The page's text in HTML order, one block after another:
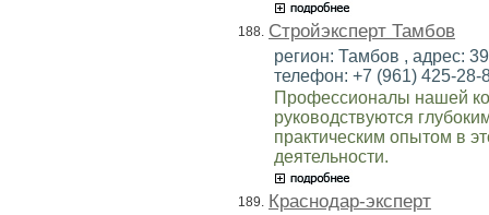
188. Стройэксперт Тамбов
регион: Тамбов , адрес:
телефон: +7 (961) 425-28-
Профессионалы нашей
руководствуются
практическим опытом в
деятельности.
189. Краснодар-эксперт